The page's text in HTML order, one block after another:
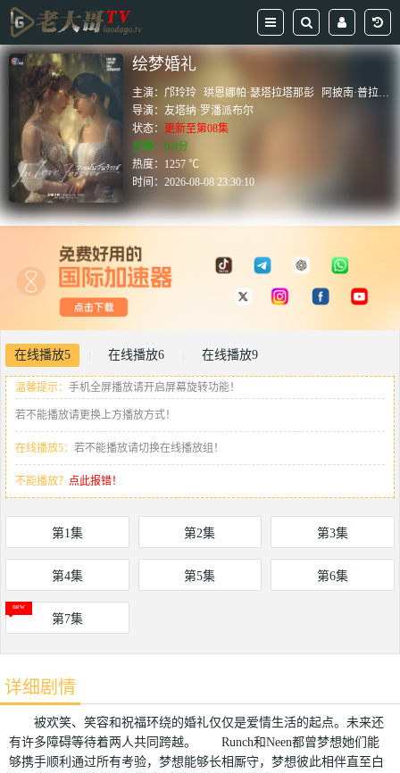
绘梦婚礼
主演：邝玲玲 珙恩娜帕·瑟塔拉塔那彭
阿披南·普拉瑟瓦塔纳坤
导演：友塔纳·罗潘派布尔
状态：
更新至第08集
豆瓣：0.0分
热度：1257 ℃
时间：2026-08-08 23:30:10
在线播放5 在线播放6 在线播放9
温馨提示： 手机全屏播放请开启屏幕旋转功能！
若不能播放请更换上方播放方式！
在线播放5： 若不能播放请切换在线播放组！
不能播放？ 点此报错！
第1集 第2集 第3集
第4集 第5集 第6集
第7集
详细剧情
被欢笑、笑容和祝福环绕的婚礼仅仅是爱情生活的起点。未来还
有许多障碍等待着两人共同跨越。 Runch和Neen都曾梦想她们能
够携手顺利通过所有考验，梦想能够长相厮守，梦想彼此相伴直至白